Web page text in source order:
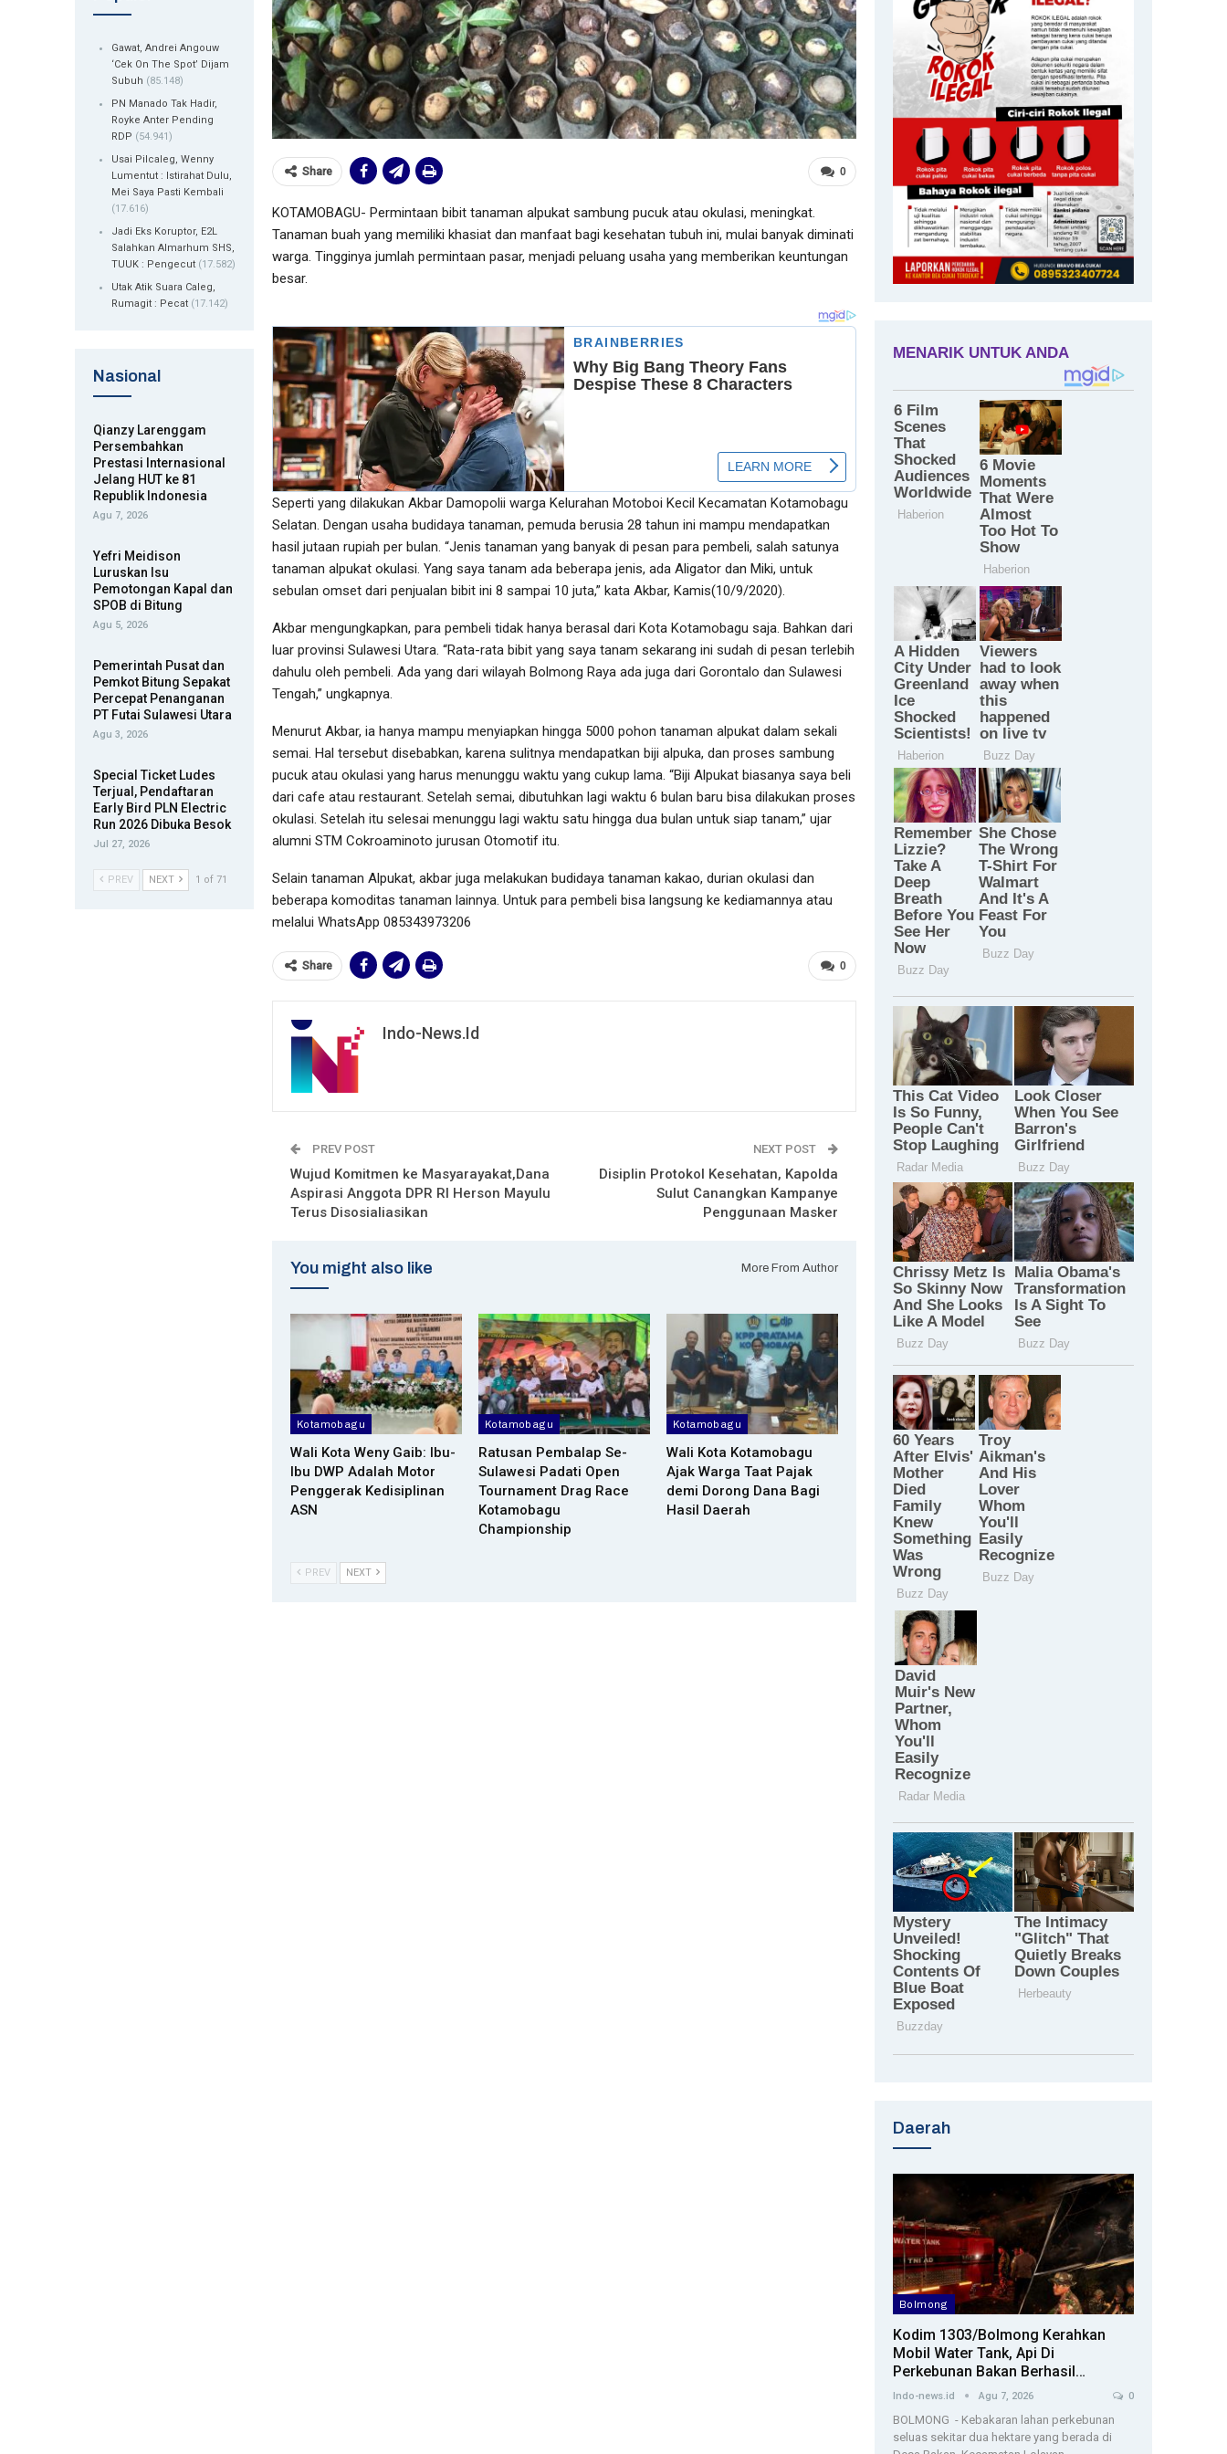
0
Share
KOTAMOBAGU- Permintaan bibit tanaman alpukat sambung pucuk atau okulasi, meningkat.
Tanaman buah yang memiliki khasiat dan manfaat bagi kesehatan tubuh ini, mulai banyak diminati
warga. Tingginya jumlah permintaan pasar, menjadi peluang usaha yang memberikan keuntungan
besar.
Seperti yang dilakukan Akbar Damopolii warga Kelurahan Motoboi Kecil Kecamatan Kotamobagu
Selatan. Dengan usaha budidaya tanaman, pemuda berusia 28 tahun ini mampu mendapatkan
hasil jutaan rupiah per bulan. “Jenis tanaman yang banyak di pesan para pembeli, salah satunya
tanaman alpukat okulasi. Yang saya tanam ada beberapa jenis, ada Aligator dan Miki, untuk
sebulan omset dari penjualan bibit ini 8 sampai 10 juta,” kata Akbar, Kamis(10/9/2020).
Akbar mengungkapkan, para pembeli tidak hanya berasal dari Kota Kotamobagu saja. Bahkan dari
luar provinsi Sulawesi Utara. “Rata-rata bibit yang saya tanam sekarang ini sudah di pesan terlebih
dahulu oleh pembeli. Ada yang dari wilayah Bolmong Raya ada juga dari Gorontalo dan Sulawesi
Tengah,” ungkapnya.
Menurut Akbar, ia hanya mampu menyiapkan hingga 5000 pohon tanaman alpukat dalam sekali
semai. Hal tersebut disebabkan, karena sulitnya mendapatkan biji alpuka, dan proses sambung
pucuk atau okulasi yang harus menunggu waktu yang cukup lama. “Biji Alpukat biasanya saya beli
dari cafe atau restaurant. Setelah semai, dibutuhkan lagi waktu 6 bulan baru bisa dilakukan proses
okulasi. Setelah itu selesai menunggu lagi waktu satu hingga dua bulan untuk siap tanam,” ujar
alumni STM Cokroaminoto jurusan Otomotif itu.
Selain tanaman Alpukat, akbar juga melakukan budidaya tanaman kakao, durian okulasi dan
beberapa komoditas tanaman lainnya. Untuk para pembeli bisa langsung ke kediamannya atau
melalui WhatsApp 085343973206
0
Share
Indo-News.id
PREV POST
Wujud Komitmen ke Masyarayakat,Dana
Aspirasi Anggota DPR RI Herson Mayulu
Terus Disosialiasikan
NEXT POST
Disiplin Protokol Kesehatan, Kapolda
Sulut Canangkan Kampanye
Penggunaan Masker
You might also like More From Author
Kotamobagu
Wali Kota Weny Gaib: Ibu-
Ibu DWP Adalah Motor
Penggerak Kedisiplinan
ASN
Kotamobagu
Ratusan Pembalap Se-
Sulawesi Padati Open
Tournament Drag Race
Kotamobagu
Championship
Kotamobagu
Wali Kota Kotamobagu
Ajak Warga Taat Pajak
demi Dorong Dana Bagi
Hasil Daerah
PREV NEXT
Daerah
Bolmong
Kodim 1303/Bolmong Kerahkan
Mobil Water Tank, Api Di
Perkebunan Bakan Berhasil…
Indo-news.id Agu 7, 2026 0
BOLMONG - Kebakaran lahan perkebunan
seluas sekitar dua hektare yang berada di
Gawat, Andrei Angouw
‘Cek On The Spot’ Dijam
Subuh (85.148)
PN Manado Tak Hadir,
Royke Anter Pending
RDP (54.941)
Usai Pilcaleg, Wenny
Lumentut : Istirahat Dulu,
Mei Saya Pasti Kembali
(17.616)
Jadi Eks Koruptor, E2L
Salahkan Almarhum SHS,
TUUK : Pengecut (17.582)
Utak Atik Suara Caleg,
Rumagit : Pecat (17.142)
Nasional
Qianzy Larenggam
Persembahkan
Prestasi Internasional
Jelang HUT ke 81
Republik Indonesia
Agu 7, 2026
Yefri Meidison
Luruskan Isu
Pemotongan Kapal dan
SPOB di Bitung
Agu 5, 2026
Pemerintah Pusat dan
Pemkot Bitung Sepakat
Percepat Penanganan
PT Futai Sulawesi Utara
Agu 3, 2026
Special Ticket Ludes
Terjual, Pendaftaran
Early Bird PLN Electric
Run 2026 Dibuka Besok
Jul 27, 2026
PREV NEXT 1 of 71